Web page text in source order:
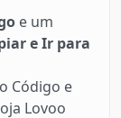
e um
e Ir para
Código e
Lovoo